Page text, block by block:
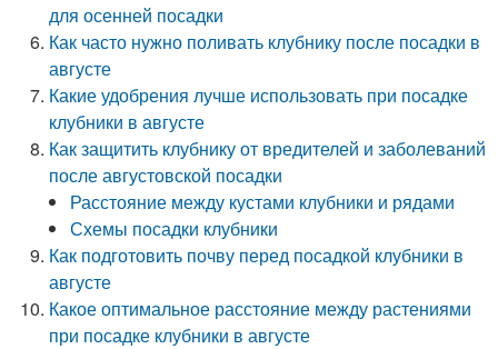
для осенней посадки
Как часто нужно поливать клубнику после посадки в
августе
Какие удобрения лучше использовать при посадке
клубники в августе
Как защитить клубнику от вредителей и заболеваний
после августовской посадки
Расстояние между кустами клубники и рядами
Схемы посадки клубники
Как подготовить почву перед посадкой клубники в
августе
Какое оптимальное расстояние между растениями
при посадке клубники в августе